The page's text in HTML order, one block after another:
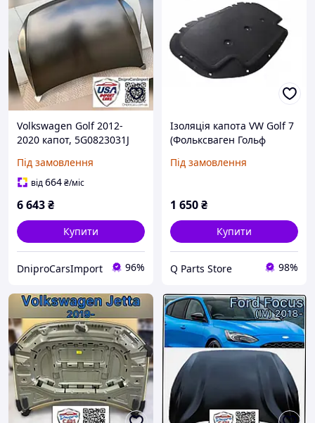
Volkswagen Golf 2012-
2020 капот, 5G0823031J
Під замовлення
від664₴/міс
6 643₴
Купити
DniproCarsImport 96%
Ізоляція капота VW Golf 7
(Фольксваген Гольф
Під замовлення
1 650₴
Купити
Q Parts Store 98%